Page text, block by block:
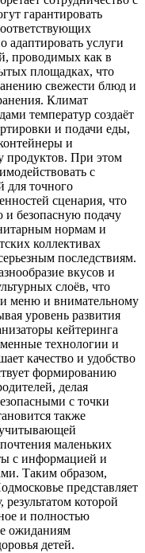
гарантировать
адаптировать услуги
проводимых как в
площадках, что
свежести блюд и
Климат
температур создаёт
и подачи еды,
и
продуктов. При этом
с
для точного
сценария, что
и безопасную подачу
нормам и
коллективах
последствиям.
вкусов и
слоёв, что
меню и внимательному
уровень развития
кейтеринга
технологии и
качество и удобство
формированию
делая
с точки
также
маленьких
с информацией и
Таким образом,
представляет
которой
и полностью
ожиданиям
детей.